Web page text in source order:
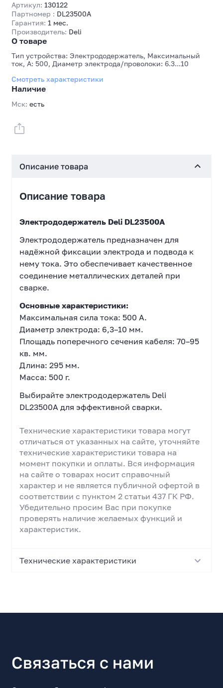
Артикул: 130122
Партномер : DL23500A
Гарантия: 1 мес.
Производитель: Deli
О товаре
Тип устройства: Электрододержатель, Максимальный
ток, А: 500, Диаметр электрода/проволоки: 6.3...10
Смотреть характеристики
Наличие
Мск:есть
Описание товара
Описание товара
Электрододержатель Deli DL23500A
Электрододержатель предназначен для
надёжной фиксации электрода и подвода к
нему тока. Это обеспечивает качественное
соединение металлических деталей при
сварке.
Основные характеристики:
Максимальная сила тока: 500 А.
Диаметр электрода: 6,3–10 мм.
Площадь поперечного сечения кабеля: 70–95
кв. мм.
Длина: 295 мм.
Масса: 500 г.
Выбирайте электрододержатель Deli
DL23500A для эффективной сварки.
Технические характеристики товара могут
отличаться от указанных на сайте, уточняйте
технические характеристики товара на
момент покупки и оплаты. Вся информация
на сайте о товарах носит справочный
характер и не является публичной офертой в
соответствии с пунктом 2 статьи 437 ГК РФ.
Убедительно просим Вас при покупке
проверять наличие желаемых функций и
характеристик.
Технические характеристики
Диаметр электрода/проволоки
Связаться с нами